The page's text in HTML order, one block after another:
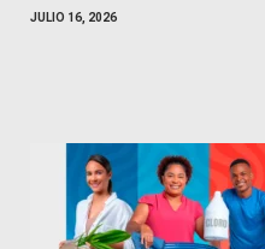
JULIO 16, 2026